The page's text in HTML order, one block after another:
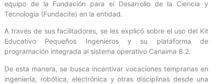
equipo de la Fundación para el Desarrollo de la Ciencia y
Tecnología (Fundacite) en la entidad.
A través de sus facilitadores, se les explicó sobre el uso del Kit
Educativo Pequeños Ingenieros y su plataforma de
programación integrada al sistema operativo Canaima 8.2.
De esta manera, se busca incentivar vocaciones tempranas en
ingeniería, robótica, electrónica y otras disciplinas desde una